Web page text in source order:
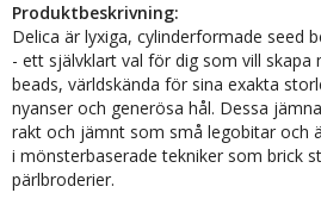
Produktbeskrivning:
Delica är lyxiga, cylinderformade seed
- ett självklart val för dig som vill skapa
beads, världskända för sina exakta
nyanser och generösa hål. Dessa
rakt och jämnt som små legobitar och
i mönsterbaserade tekniker som brick
pärlbroderier.